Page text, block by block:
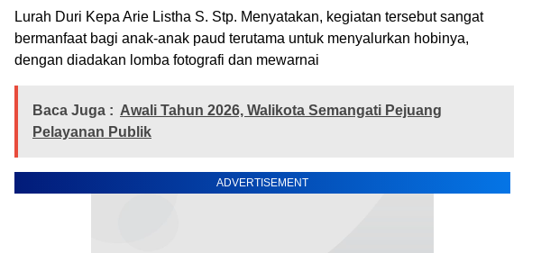
Lurah Duri Kepa Arie Listha S. Stp. Menyatakan, kegiatan tersebut sangat
bermanfaat bagi anak-anak paud terutama untuk menyalurkan hobinya,
dengan diadakan lomba fotografi dan mewarnai
Baca Juga : Awali Tahun 2026, Walikota Semangati Pejuang
Pelayanan Publik
ADVERTISEMENT